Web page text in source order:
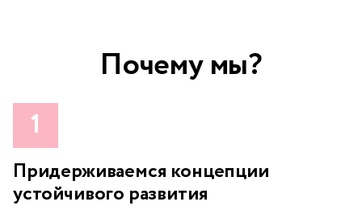
Почему мы?
Придерживаемся концепции
устойчивого развития